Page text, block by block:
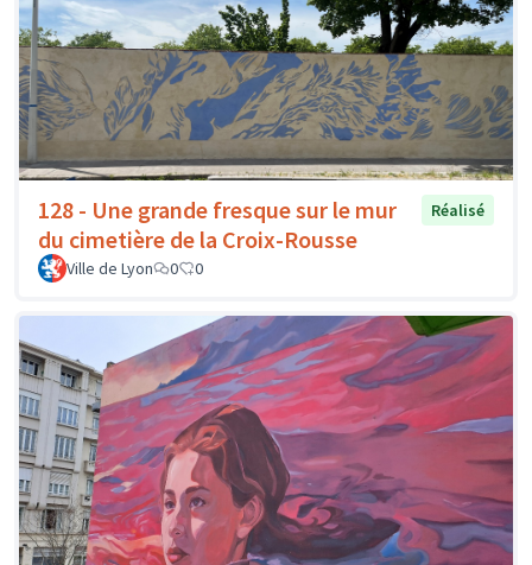
128 - Une grande fresque sur le mur
du cimetière de la Croix-Rousse
Réalisé
Ville de Lyon 0 0